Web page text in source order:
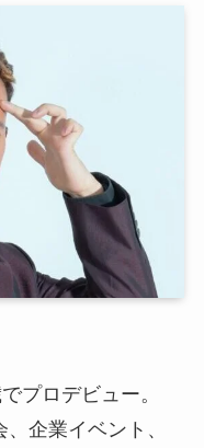
プロデビュー。
企業イベント、